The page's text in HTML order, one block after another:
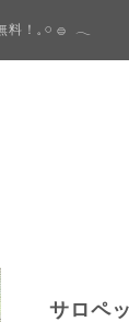
料！𓈒 𓏸 𓐍 𓂃
サロペ